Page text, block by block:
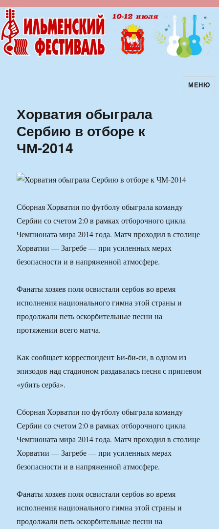
Ильменский фестиваль авторскойМЕНЮ
Хорватия обыграла
Сербию в отборе к
ЧМ-2014
Сборная Хорватии по футболу обыграла команду
Сербии со счетом 2:0 в рамках отборочного цикла
Чемпионата мира 2014 года. Матч проходил в столице
Хорватии — Загребе — при усиленных мерах
безопасности и в напряженной атмосфере.
Фанаты хозяев поля освистали сербов во время
исполнения национального гимна этой страны и
продолжали петь оскорбительные песни на
протяжении всего матча.
Как сообщает корреспондент Би-би-си, в одном из
эпизодов над стадионом раздавалась песня с припевом
«убить серба».
Сборная Хорватии по футболу обыграла команду
Сербии со счетом 2:0 в рамках отборочного цикла
Чемпионата мира 2014 года. Матч проходил в столице
Хорватии — Загребе — при усиленных мерах
безопасности и в напряженной атмосфере.
Фанаты хозяев поля освистали сербов во время
исполнения национального гимна этой страны и
продолжали петь оскорбительные песни на